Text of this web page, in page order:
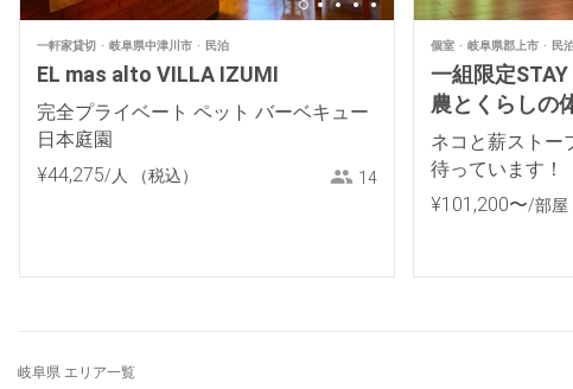
一軒家貸切 岐阜県中津川市 民泊
EL mas alto VILLA IZUMI
完全プライベート ペット バーベキュー
日本庭園
¥44,275/人 （税込） 14
個室 岐阜県郡上市 民
一組限定
農とくらしの
ネコと薪ストー
待っています！
¥101 ,200〜/部屋
岐阜県 エリア一覧